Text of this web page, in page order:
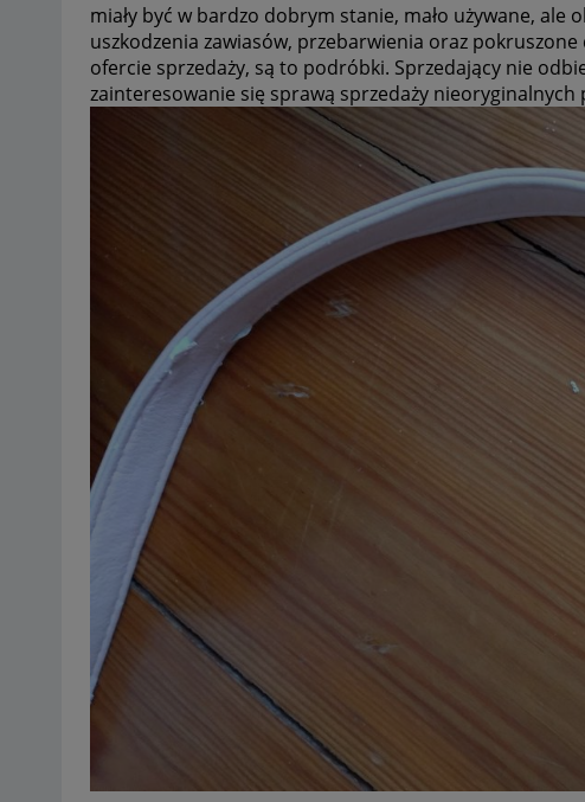
miały być w bardzo dobrym stanie, mało używane, ale
uszkodzenia zawiasów, przebarwienia oraz
ofercie sprzedaży, są to podróbki. Sprzedający nie
zainteresowanie się sprawą sprzedaży